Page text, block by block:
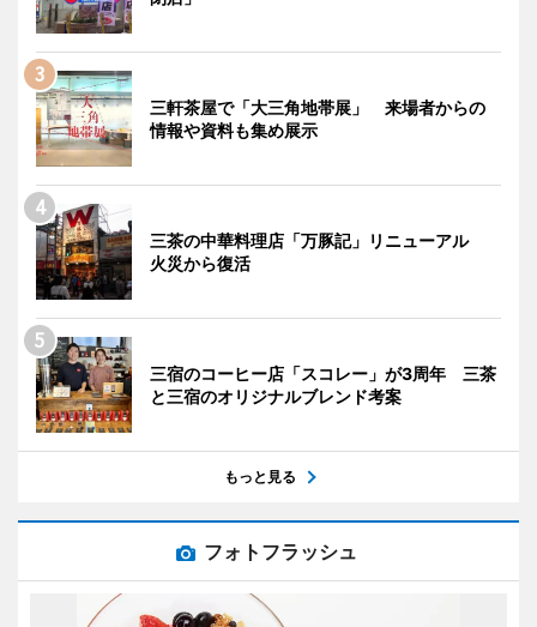
三軒茶屋で「大三角地帯展」 来場者からの
情報や資料も集め展示
三茶の中華料理店「万豚記」リニューアル
火災から復活
三宿のコーヒー店「スコレー」が3周年 三茶
と三宿のオリジナルブレンド考案
もっと見る
フォトフラッシュ